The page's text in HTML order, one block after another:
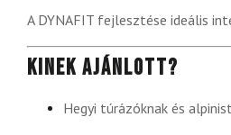
A DYNAFIT fejlesztése ideális
Kinek ajánlott?
Hegyi túrázóknak és